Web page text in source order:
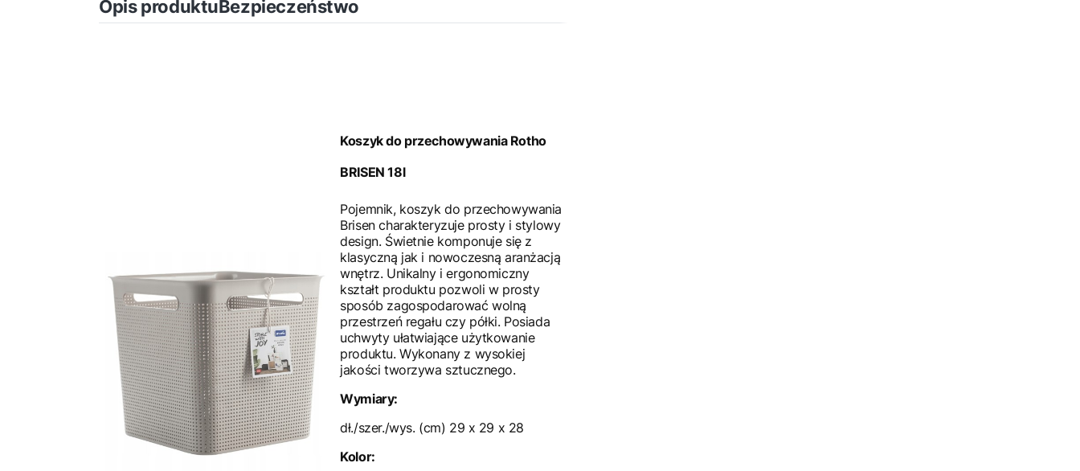
Opis produktuBezpieczeństwo
Koszyk do przechowywania Rotho
BRISEN 18l
Pojemnik, koszyk do przechowywania
Brisen charakteryzuje prosty i stylowy
design. Świetnie komponuje się z
klasyczną jak i nowoczesną aranżacją
wnętrz. Unikalny i ergonomiczny
kształt produktu pozwoli w prosty
sposób zagospodarować wolną
przestrzeń regału czy półki. Posiada
uchwyty ułatwiające użytkowanie
produktu. Wykonany z wysokiej
jakości tworzywa sztucznego.
Wymiary:
dł./szer./wys. (cm) 29 x 29 x 28
Kolor: